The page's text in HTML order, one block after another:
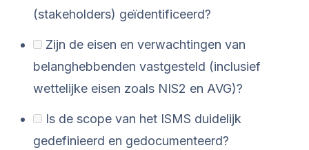
(stakeholders) geïdentificeerd?
Zijn de eisen en verwachtingen van
belanghebbenden vastgesteld (inclusief
wettelijke eisen zoals NIS2 en AVG)?
Is de scope van het ISMS duidelijk
gedefinieerd en gedocumenteerd?